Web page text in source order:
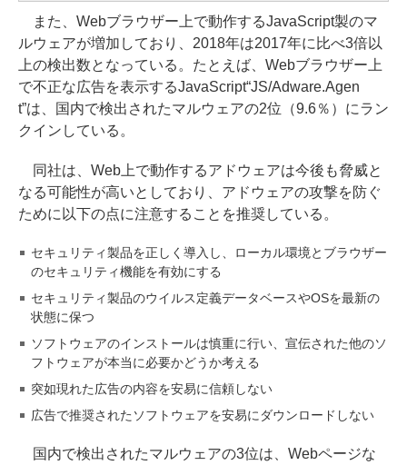
また、Webブラウザー上で動作するJavaScript製のマ
ルウェアが増加しており、2018年は2017年に比べ3倍以
上の検出数となっている。たとえば、Webブラウザー上
で不正な広告を表示するJavaScript“JS/Adware.Agen
t”は、国内で検出されたマルウェアの2位（9.6％）にラン
クインしている。
同社は、Web上で動作するアドウェアは今後も脅威と
なる可能性が高いとしており、アドウェアの攻撃を防ぐ
ために以下の点に注意することを推奨している。
セキュリティ製品を正しく導入し、ローカル環境とブラウザー
のセキュリティ機能を有効にする
セキュリティ製品のウイルス定義データベースやOSを最新の
状態に保つ
ソフトウェアのインストールは慎重に行い、宣伝された他のソ
フトウェアが本当に必要かどうか考える
突如現れた広告の内容を安易に信頼しない
広告で推奨されたソフトウェアを安易にダウンロードしない
国内で検出されたマルウェアの3位は、Webページな